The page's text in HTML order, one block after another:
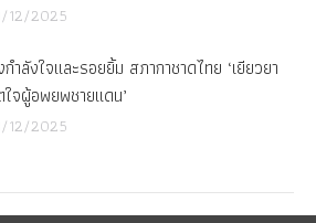
12/2025
ำลังใจและรอยยิ้ม สภากาชาดไทย ‘เยียวยา
ใจผู้อพยพชายแดน’
12/2025